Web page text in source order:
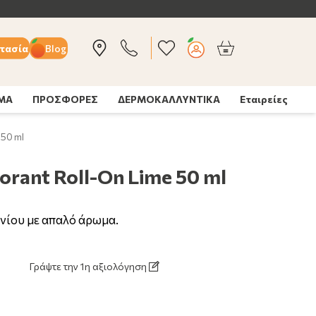
Blog
ΠΡΟΣΦΟΡΕΣ ΔΕΡΜΟΚΑΛΛΥΝΤΙΚΑ Εταιρείες
ml
Roll-On Lime 50 ml
με απαλό άρωμα.
Γράψτε την 1η αξιολόγηση